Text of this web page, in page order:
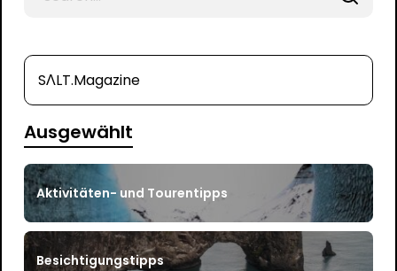
SΛLT.Magazine
Ausgewählt
Aktivitäten- und Tourentipps
Besichtigungstipps